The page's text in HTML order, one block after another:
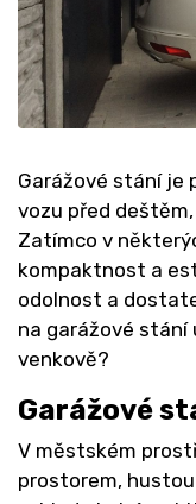
Garážové stání je
vozu před
Zatímco v
kompaktnost a
odolnost a
na garážové stání
venkově?
Garážové
V městském
prostorem,